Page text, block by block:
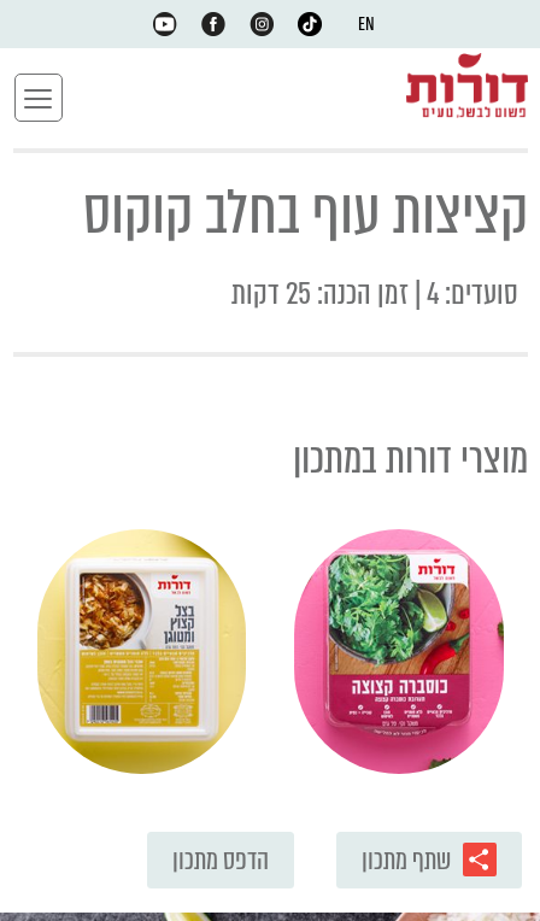
EN
קציצות עוף בחלב קוקוס
סועדים: 4 | זמן הכנה: 25 דקות
מוצרי דורות במתכון
הדפס מתכון שתף מתכון